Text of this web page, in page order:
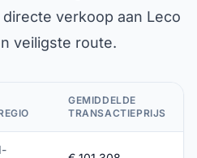
verkoop aan Leco
veiligste route.
GEMIDDELDE
TRANSACTIEPRIJS